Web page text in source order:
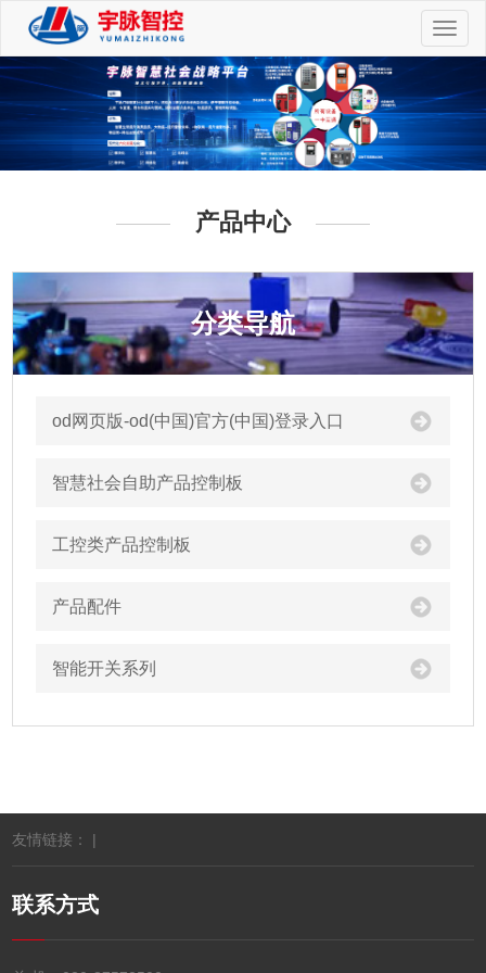
切
换
航
产品中心
分类导航
od网页版-od(中国)官方(中国)登录入口
智慧社会自助产品控制板
工控类产品控制板
产品配件
智能开关系列
友情链接： |
联系方式